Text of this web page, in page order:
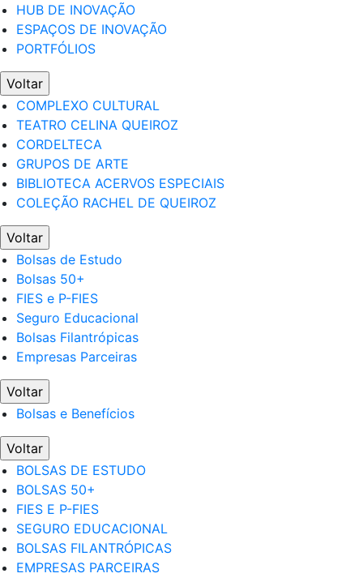
HUB DE INOVAÇÃO
ESPAÇOS DE INOVAÇÃO
PORTFÓLIOS
Voltar
COMPLEXO CULTURAL
TEATRO CELINA QUEIROZ
CORDELTECA
GRUPOS DE ARTE
BIBLIOTECA ACERVOS ESPECIAIS
COLEÇÃO RACHEL DE QUEIROZ
Voltar
Bolsas de Estudo
Bolsas 50+
FIES e P-FIES
Seguro Educacional
Bolsas Filantrópicas
Empresas Parceiras
Voltar
Bolsas e Benefícios
Voltar
BOLSAS DE ESTUDO
BOLSAS 50+
FIES E P-FIES
SEGURO EDUCACIONAL
BOLSAS FILANTRÓPICAS
EMPRESAS PARCEIRAS